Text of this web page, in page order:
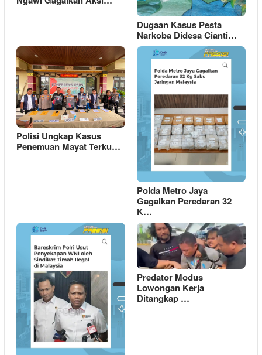
Dugaan Kasus Pesta
Narkoba Didesa Cianti…
Polisi Ungkap Kasus
Penemuan Mayat Terku…
Polda Metro Jaya
Gagalkan Peredaran 32
K…
Predator Modus
Lowongan Kerja
Ditangkap …